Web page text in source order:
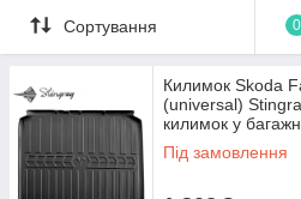
Матеріали, такі як каучук,
відмінні захисні характеристики, а
бортиків (2,5 см, 4 см, євроборт)
підходящий варіант залежно від
експлуатації. Ми пропонуємо:
Cargumm з євробортом
салону, легкість у догляді та
Сортування 0
Килимок Skoda
(universal)
килимок у
Під замовлення